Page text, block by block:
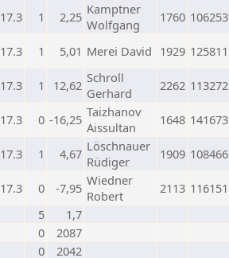
17.3 1 2,25 Kamptner
Wolfgang
1760 106253
17.3 1 5,01 Merei David 1929 125811
17.3 1 12,62 Schroll
Gerhard
2262 113272
17.3 0 -16,25 Taizhanov
Aissultan
1648 141673
17.3 1 4,67 Löschnauer
Rüdiger
1909 108466
17.3 0 -7,95 Wiedner
Robert
2113 116151
5
1,7
0
2087
0 2042